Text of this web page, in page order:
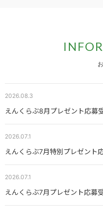
2026.08.3
えんくらぶ8月プレゼント応募
2026.07.1
えんくらぶ7月特別プレゼント
2026.07.1
えんくらぶ7月プレゼント応募